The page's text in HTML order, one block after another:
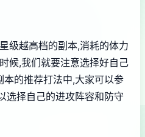
级越高档的副本,消耗的体力
候,我们就要注意选择好自己
的推荐打法中,大家可以参
选择自己的进攻阵容和防守